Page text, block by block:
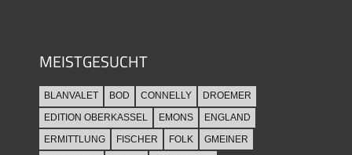
MEISTGESUCHT
BLANVALET BOD CONNELLY
DROEMER
EDITION OBERKASSEL
EMONS
ENGLAND
ERMITTLUNG
FISCHER FOLK
GMEINER